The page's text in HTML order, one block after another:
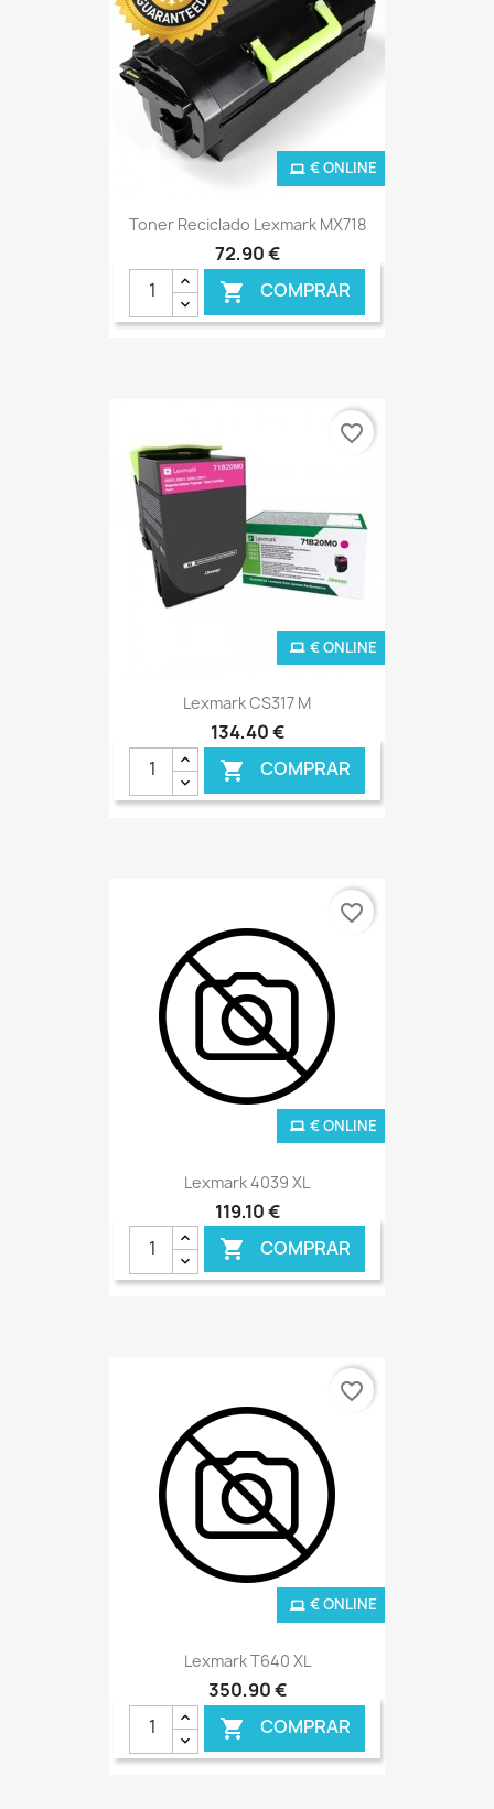
Toner Reciclado Lexmark MX718
72,90 €
 COMPRAR
€ ONLINE
Lexmark CS317 M
134,40 €
 COMPRAR
€ ONLINE
favorite_border
Lexmark 4039 XL
119,10 €
 COMPRAR
€ ONLINE
favorite_border
Lexmark T640 XL
350,90 €
 COMPRAR
€ ONLINE
favorite_border